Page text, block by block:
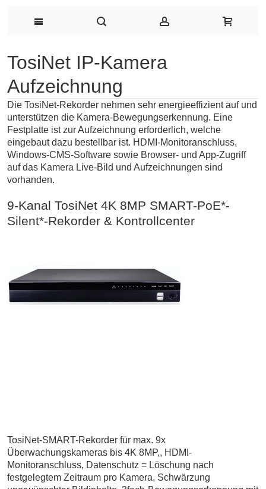
TosiNet IP-Kamera
Aufzeichnung
Die TosiNet-Rekorder nehmen sehr energieeffizient auf und
unterstützen die Kamera-Bewegungserkennung. Eine
Festplatte ist zur Aufzeichnung erforderlich, welche
eingebaut dazu bestellbar ist. HDMI-Monitoranschluss,
Windows-CMS-Software sowie Browser- und App-Zugriff
auf das Kamera Live-Bild und Aufzeichnungen sind
vorhanden.
9-Kanal TosiNet 4K 8MP SMART-PoE*-
Silent*-Rekorder & Kontrollcenter
TosiNet-SMART-Rekorder für max. 9x
Überwachungskameras bis 4K 8MP,, HDMI-
Monitoranschluss, Datenschutz = Löschung nach
festgelegtem Zeitraum pro Kamera, Schwärzung